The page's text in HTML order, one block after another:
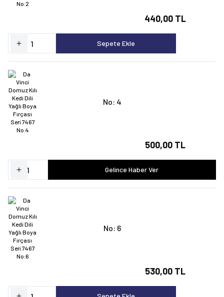
440,00 TL
Sepete Ekle
No: 4
500,00 TL
Gelince Haber Ver
No: 6
530,00 TL